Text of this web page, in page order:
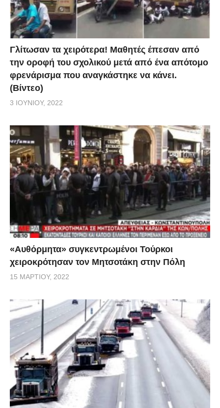
Γλίτωσαν τα χειρότερα! Μαθητές έπεσαν από
την οροφή του σχολικού μετά από ένα απότομο
φρενάρισμα που αναγκάστηκε να κάνει.
(Βίντεο)
3 ΙΟΥΝΊΟΥ, 2022
«Αυθόρμητα» συγκεντρωμένοι Τούρκοι
χειροκρότησαν τον Μητσοτάκη στην Πόλη
15 ΜΑΡΤΊΟΥ, 2022